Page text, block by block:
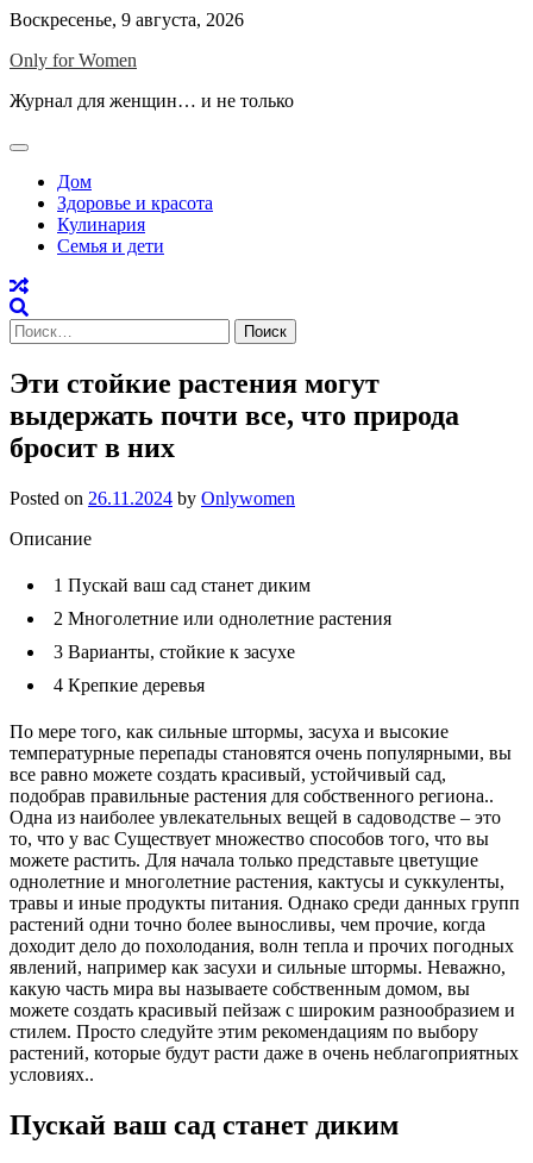
Skip
content
Воскресенье, 9 августа, 2026
Only for Women
Журнал для женщин… и не только
Дом
Здоровье и красота
Кулинария
Семья и дети
Найти:
Эти стойкие растения могут
выдержать почти все, что природа
бросит в них
Posted on 26.11.2024 by Onlywomen
Описание
1 Пускай ваш сад станет диким
2 Многолетние или однолетние растения
3 Варианты, стойкие к засухе
4 Крепкие деревья
По мере того, как сильные штормы, засуха и высокие
температурные перепады становятся очень популярными, вы
все равно можете создать красивый, устойчивый сад,
подобрав правильные растения для собственного региона..
Одна из наиболее увлекательных вещей в садоводстве – это
то, что у вас Существует множество способов того, что вы
можете растить. Для начала только представьте цветущие
однолетние и многолетние растения, кактусы и суккуленты,
травы и иные продукты питания. Однако среди данных групп
растений одни точно более выносливы, чем прочие, когда
доходит дело до похолодания, волн тепла и прочих погодных
явлений, например как засухи и сильные штормы. Неважно,
какую часть мира вы называете собственным домом, вы
можете создать красивый пейзаж с широким разнообразием и
стилем. Просто следуйте этим рекомендациям по выбору
растений, которые будут расти даже в очень неблагоприятных
условиях..
Пускай ваш сад станет диким